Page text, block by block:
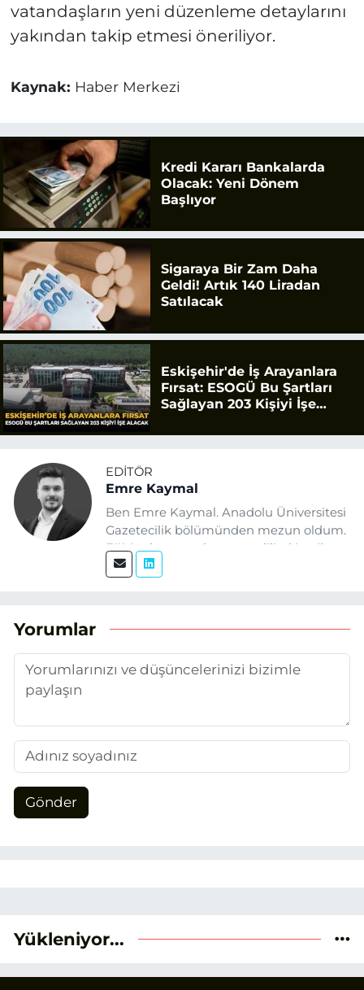
vatandaşların yeni düzenleme detaylarını
yakından takip etmesi öneriliyor.
Kaynak: Haber Merkezi
Kredi Kararı Bankalarda
Olacak: Yeni Dönem
Başlıyor
Sigaraya Bir Zam Daha
Geldi! Artık 140 Liradan
Satılacak
Eskişehir'de İş Arayanlara
Fırsat: ESOGÜ Bu Şartları
Sağlayan 203 Kişiyi İşe
EDITÖR
Emre Kaymal
Ben Emre Kaymal. Anadolu Üniversitesi
Gazetecilik bölümünden mezun oldum.
Eğitim hayatım boyunca dijital içerik
üretimi ve arama motoru
temel alıyorum.
Yorumlar
Gönder
Yükleniyor...